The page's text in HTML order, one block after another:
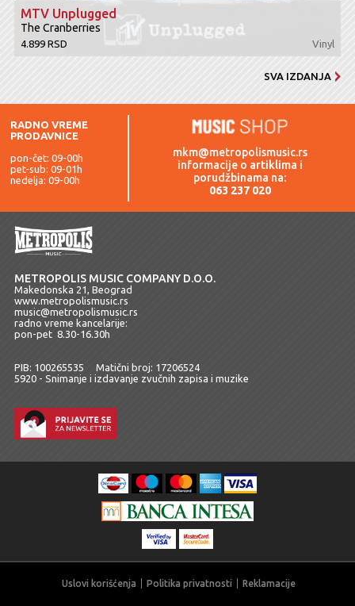
MTV Unplugged
The Cranberries
4.899 RSD Vinyl
SVA IZDANJA
RADNO VREME
PRODAVNICE
pon-čet: 09-00h
pet-sub: 09-01h
nedelja: 09-00h
mkm@metropolismusic.rs
informacije o artiklima i
porudžbinama na:
063 237 020
METROPOLIS MUSIC COMPANY D.O.O.
Makedonska 21, Beograd
www.metropolismusic.rs
music@metropolismusic.rs
radno vreme kancelarije:
pon-pet 8.30-16.30h
PIB: 100265535 Matični broj: 17206524
5920 - Snimanje i izdavanje zvučnih zapisa i muzike
Uslovi korišćenja Politika privatnosti Reklamacije